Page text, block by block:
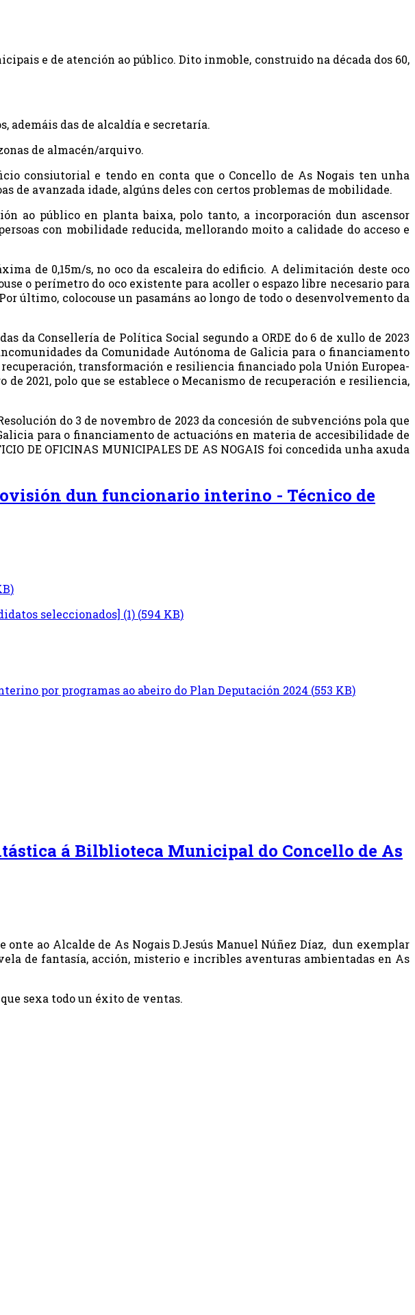
e de atención ao público. Dito inmoble, construido na década dos 60,
ademáis das de alcaldía e secretaría.
de almacén/arquivo.
consiutorial e tendo en conta que o Concello de As Nogais ten unha
de avanzada idade, algúns deles con certos problemas de mobilidade.
ao público en planta baixa, polo tanto, a incorporación dun ascensor
con mobilidade reducida, mellorando moito a calidade do acceso e
de 0,15m/s, no oco da escaleira do edificio. A delimitación deste oco
o perímetro do oco existente para acoller o espazo libre necesario para
último, colocouse un pasamáns ao longo de todo o desenvolvemento da
da Consellería de Política Social segundo a ORDE do 6 de xullo de 2023
da Comunidade Autónoma de Galicia para o financiamento
transformación e resiliencia financiado pola Unión Europea-
2021, polo que se establece o Mecanismo de recuperación e resiliencia,
do 3 de novembro de 2023 da concesión de subvencións pola que
para o financiamento de actuacións en materia de accesibilidade de
DE OFICINAS MUNICIPALES DE AS NOGAIS foi concedida unha axuda
dun funcionario interino - Técnico de
)
seleccionados] (1) (594 KB)
por programas ao abeiro do Plan Deputación 2024 (553 KB)
á Bilblioteca Municipal do Concello de As
ao Alcalde de As Nogais D.Jesús Manuel Núñez Díaz, dun exemplar
de fantasía, acción, misterio e incribles aventuras ambientadas en As
sexa todo un éxito de ventas.